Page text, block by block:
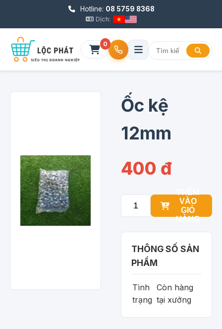
Hotline: 08 5759 8368
Dịch:
0
Ốc kệ
12mm
400 đ
VÀO
GIỎ
HÀNG
THÔNG SỐ SẢN
PHẨM
Tình
trạng
Còn hàng
tại xưởng